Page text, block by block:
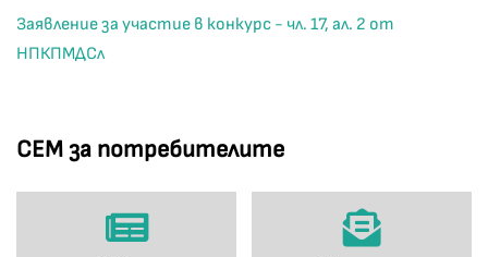
СЕМ за потребителите
Заявление за участие в конкурс - чл. 17, ал. 2 от
НПКПМДСл